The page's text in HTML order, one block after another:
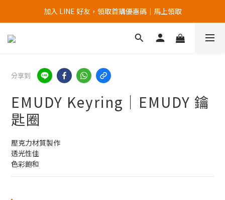
加入官網會員，首次購買 " 免運 "
加入 LINE 好友，領取首購優惠碼｜馬上領取
加入官網會員，首次購買 " 免運 "
分享到
EMUDY Keyring｜EMUDY 鑰
匙圈
壓克力材質製作
透光性佳
色彩飽和